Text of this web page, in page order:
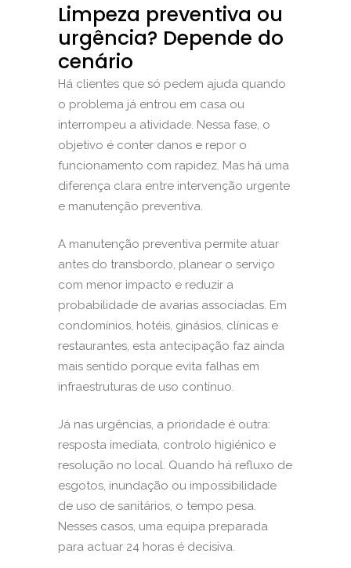
Limpeza preventiva ou
urgência? Depende do
cenário
Há clientes que só pedem ajuda quando
o problema já entrou em casa ou
interrompeu a atividade. Nessa fase, o
objetivo é conter danos e repor o
funcionamento com rapidez. Mas há uma
diferença clara entre intervenção urgente
e manutenção preventiva.
A manutenção preventiva permite atuar
antes do transbordo, planear o serviço
com menor impacto e reduzir a
probabilidade de avarias associadas. Em
condomínios, hotéis, ginásios, clínicas e
restaurantes, esta antecipação faz ainda
mais sentido porque evita falhas em
infraestruturas de uso contínuo.
Já nas urgências, a prioridade é outra:
resposta imediata, controlo higiénico e
resolução no local. Quando há refluxo de
esgotos, inundação ou impossibilidade
de uso de sanitários, o tempo pesa.
Nesses casos, uma equipa preparada
para actuar 24 horas é decisiva.